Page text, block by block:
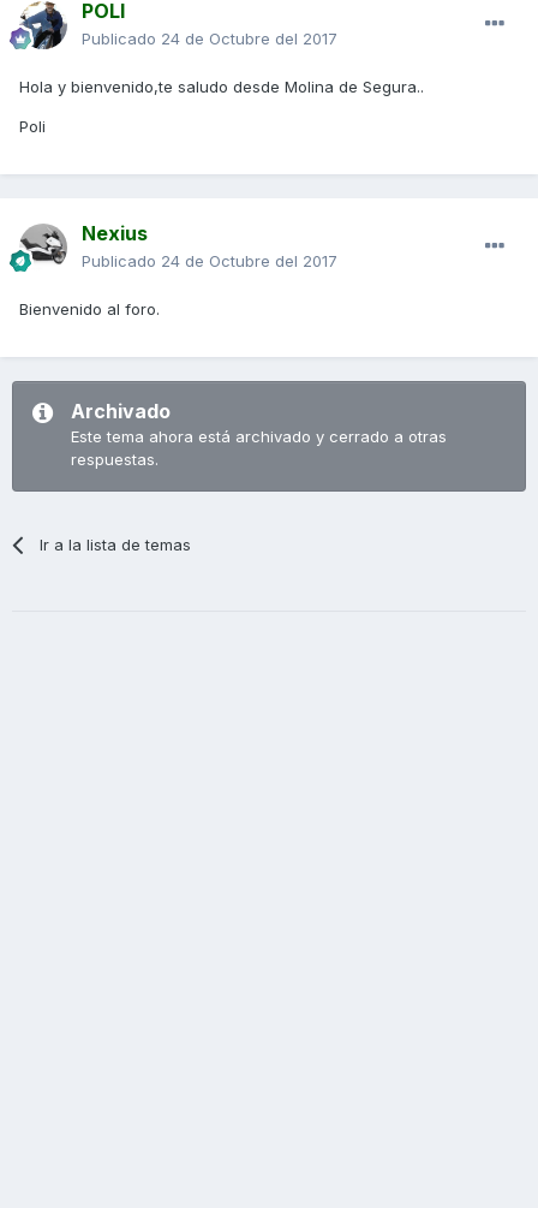
POLI
Publicado 24 de Octubre del 2017
Hola y bienvenido,te saludo desde Molina de Segura..
Poli
Nexius
Publicado 24 de Octubre del 2017
Bienvenido al foro.
Archivado
Este tema ahora está archivado y cerrado a otras
respuestas.
Ir a la lista de temas